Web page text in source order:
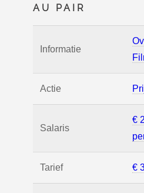
AU PAIR
Informatie
Actie
Salaris
€
Tarief €